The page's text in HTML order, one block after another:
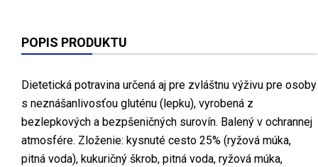
POPIS PRODUKTU
Dietetická potravina určená aj pre zvláštnu výživu pre osoby
s neznášanlivosťou gluténu (lepku), vyrobená z
bezlepkových a bezpšeničných surovín. Balený v ochrannej
atmosfére. Zloženie: kysnuté cesto 25% (ryžová múka,
pitná voda), kukuričný škrob, pitná voda, ryžová múka,